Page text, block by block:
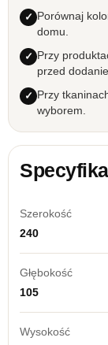
Porównaj
domu.
Przy
przed
Przy
wyborem.
Szerokość
240
Głębokość
105
Wysokość